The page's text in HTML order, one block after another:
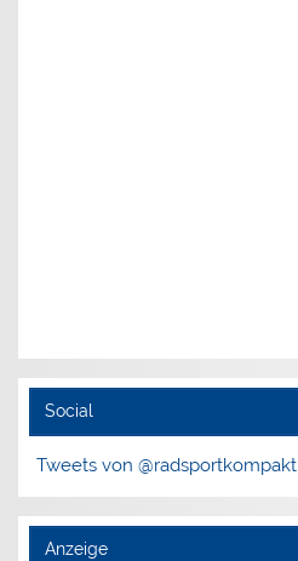
Social
Tweets von @radsportkompakt
Anzeige